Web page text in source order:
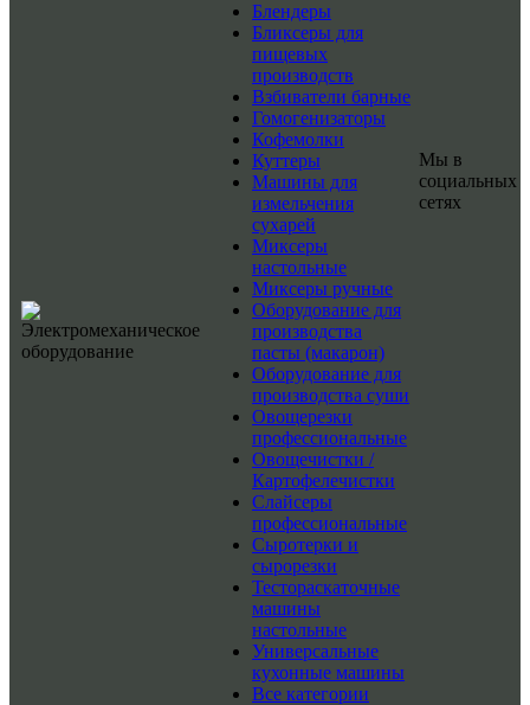
Блендеры
Бликсеры для
пищевых
производств
Взбиватели барные
Гомогенизаторы
Кофемолки
Куттеры
Машины для
измельчения
сухарей
Миксеры
настольные
Миксеры ручные
Оборудование для
производства
пасты (макарон)
Оборудование для
производства суши
Овощерезки
профессиональные
Овощечистки /
Картофелечистки
Слайсеры
профессиональные
Сыротерки и
сырорезки
Тестораскаточные
машины
настольные
Универсальные
кухонные машины
Все категории
Мы в
социальных
сетях